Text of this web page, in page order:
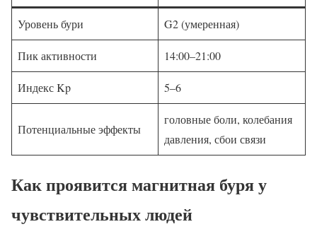
Уровень бури G2 (умеренная)
Пик активности 14:00–21:00
Индекс Kp 5–6
Потенциальные эффекты
головные боли, колебания
давления, сбои связи
Как проявится магнитная буря у
чувствительных людей